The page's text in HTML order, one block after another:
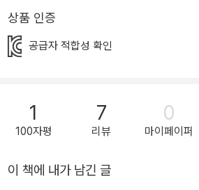
다. 가끔 두 사람은 낮과 밤처럼 서로 엇갈려
게 되기도 합니다. 두 사람은 함께 있지만, 따로따로이기도 합니다. 함
보여 주는 것 같지만, 둘이 보여 주는 것은
니다. 그럼에도 두 사람은 함께합니다. 서
새로운 것을 만들어 내기도 합니다. 함께할
도 즐겁고 서늘한 들판의 색을 만드는 노란
상품 인증
공급자 적합성 확인
1
100자평
7
리뷰
0
마이페이퍼
이 책에 내가 남긴 글